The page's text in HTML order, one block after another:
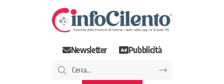
Newsletter Pubblicità